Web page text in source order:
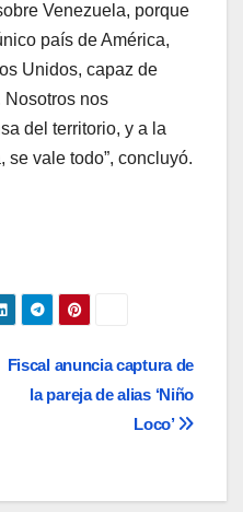
Venezuela, porque
país de América,
Unidos, capaz de
Nosotros nos
del territorio, y a la
se vale todo”, concluyó.
Fiscal anuncia captura de
la pareja de alias ‘Niño
Loco’